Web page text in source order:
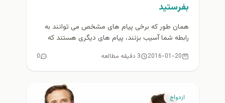
بفرستید
همان طور که برخی پیام های مشخص می توانند به
رابطه شما آسیب بزنند، پیام های دیگری هستند که
2016-01-20 3 دقیقه مطالعه 0
ازدواج